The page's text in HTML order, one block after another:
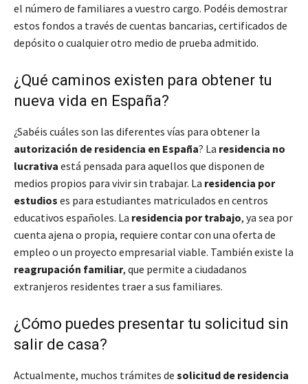
el número de familiares a vuestro cargo. Podéis demostrar
estos fondos a través de cuentas bancarias, certificados de
depósito o cualquier otro medio de prueba admitido.
¿Qué caminos existen para obtener tu
nueva vida en España?
¿Sabéis cuáles son las diferentes vías para obtener la
autorización de residencia en España? La residencia no
lucrativa está pensada para aquellos que disponen de
medios propios para vivir sin trabajar. La residencia por
estudios es para estudiantes matriculados en centros
educativos españoles. La residencia por trabajo, ya sea por
cuenta ajena o propia, requiere contar con una oferta de
empleo o un proyecto empresarial viable. También existe la
reagrupación familiar, que permite a ciudadanos
extranjeros residentes traer a sus familiares.
¿Cómo puedes presentar tu solicitud sin
salir de casa?
Actualmente, muchos trámites de solicitud de residencia